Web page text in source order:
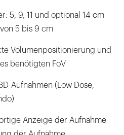
5, 9, 11 und optional 14 cm
5 bis 9 cm
Volumenpositionierung und
benötigten FoV
Aufnahmen (Low Dose,
Anzeige der Aufnahme